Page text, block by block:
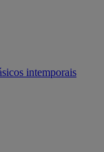
intemporais